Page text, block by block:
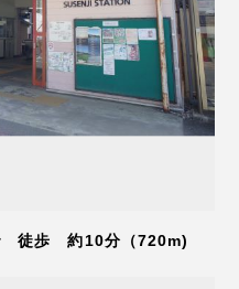
徒歩 約10分（720m)